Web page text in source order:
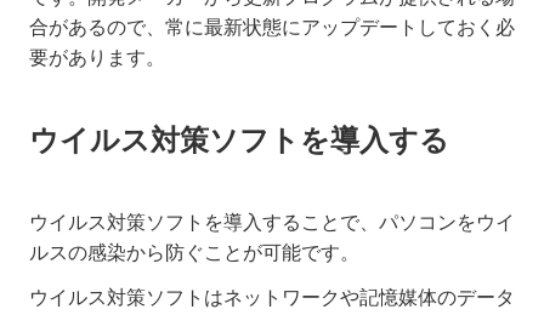
合があるので、常に最新状態にアップデートしておく必
要があります。
ウイルス対策ソフトを導入する
ウイルス対策ソフトを導入することで、パソコンをウイ
ルスの感染から防ぐことが可能です。
ウイルス対策ソフトはネットワークや記憶媒体のデータ